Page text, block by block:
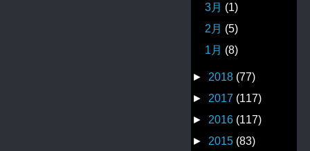
3月 (1)
2月 (5)
1月 (8)
► 2018 (77)
► 2017 (117)
► 2016 (117)
► 2015 (83)